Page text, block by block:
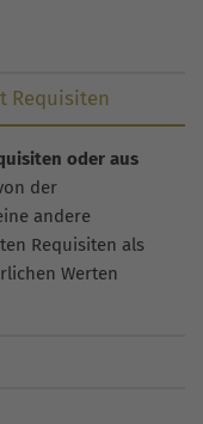
Requisiten
oder aus
der
andere
Requisiten als
Werten